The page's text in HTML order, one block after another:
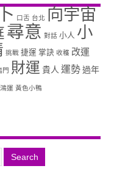
口舌 台北 向宇宙
尋意 對話 小人 小
挑戰 捷運 掌訣 收穫 改運
門 財運 貴人 運勢過年
鴻運 黃色小鴨